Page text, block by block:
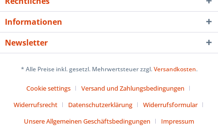
Informationen
Newsletter
* Alle Preise inkl. gesetzl. Mehrwertsteuer zzgl.Versandkosten.
Cookie settings
Versand und Zahlungsbedingungen
Widerrufsrecht
Datenschutzerklärung
Widerrufsformular
Unsere Allgemeinen Geschäftsbedingungen
Impressum